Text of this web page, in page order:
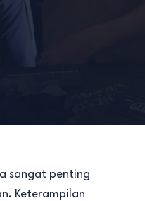
sangat penting
Keterampilan